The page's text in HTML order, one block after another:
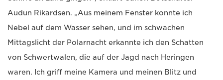
Audun Rikardsen. „Aus meinem Fenster konnte ich
Nebel auf dem Wasser sehen, und im schwachen
Mittagslicht der Polarnacht erkannte ich den Schatten
von Schwertwalen, die auf der Jagd nach Heringen
waren. Ich griff meine Kamera und meinen Blitz und